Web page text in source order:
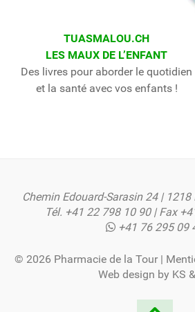
TUASMALOU.CH
LES MAUX DE L’ENFANT
Des livres pour aborder le quotidien
et la santé avec vos enfants !
Chemin Edouard-Sarasin 24 | 1218
Tél. +41 22 798 10 90| Fax
+41 76 295 09
© 2026 Pharmacie de la Tour |
Web design by KS &